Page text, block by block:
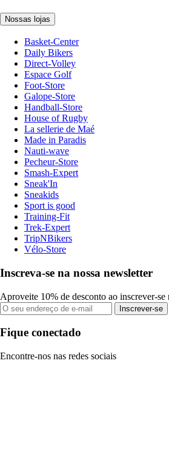
Nossas lojas
Basket-Center
Daily Bikers
Direct-Volley
Espace Golf
Foot-Store
Galope-Store
Handball-Store
House of Rugby
La sellerie de Maé
Made in Paradis
Nauti-wave
Pecheur-Store
Smash-Expert
Sneak'In
Sneakids
Sport is good
Training-Fit
Trek-Expert
TripNBikers
Vélo-Store
Inscreva-se na nossa newsletter
Aproveite 10% de desconto ao inscrever-se
Inscrever-se
Fique conectado
Encontre-nos nas redes sociais